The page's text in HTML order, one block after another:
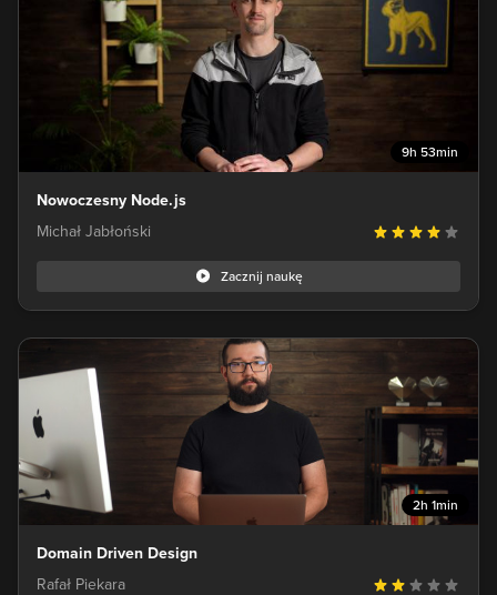
9h 53min
Nowoczesny Node.js
Michał Jabłoński
Zacznij naukę
2h 1min
Domain Driven Design
Rafał Piekara